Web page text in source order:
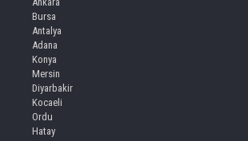
Bursa
Antalya
Adana
Konya
Mersin
Diyarbakir
Kocaeli
Ordu
Hatay